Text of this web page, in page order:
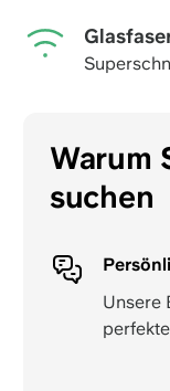
Warum
suchen
Unsere